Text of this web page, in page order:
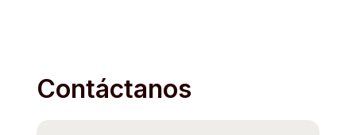
Contáctanos